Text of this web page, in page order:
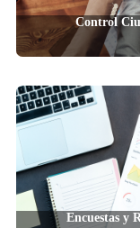
Control
Encuestas y